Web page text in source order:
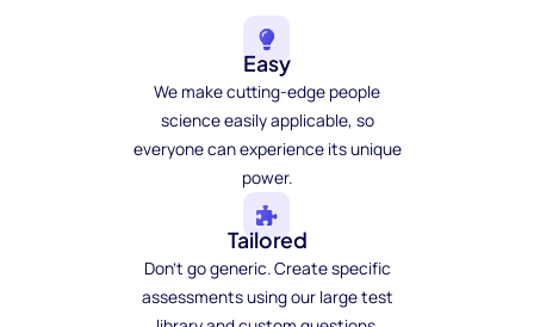
Easy
We make cutting-edge people
science easily applicable, so
everyone can experience its unique
power.
Tailored
Don't go generic. Create specific
assessments using our large test